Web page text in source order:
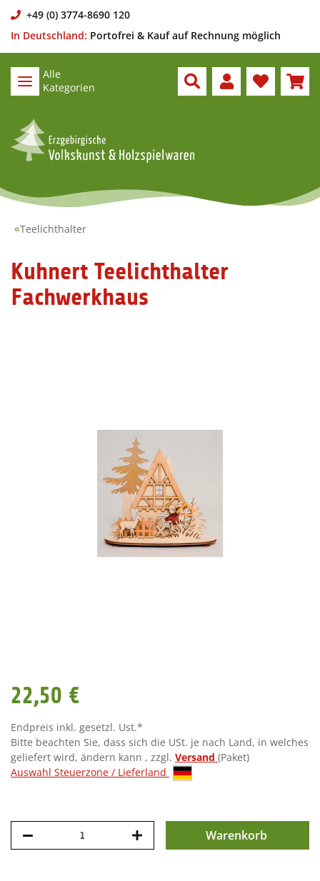
+49 (0) 3774-8690 120
In Deutschland: Portofrei & Kauf auf Rechnung möglich
Alle
Kategorien
Teelichthalter
Kuhnert Teelichthalter
Fachwerkhaus
22,50 €
Endpreis inkl. gesetzl. Ust.*
Bitte beachten Sie, dass sich die USt. je nach Land, in welches
geliefert wird, ändern kann , zzgl. Versand (Paket)
Auswahl Steuerzone / Lieferland
Warenkorb